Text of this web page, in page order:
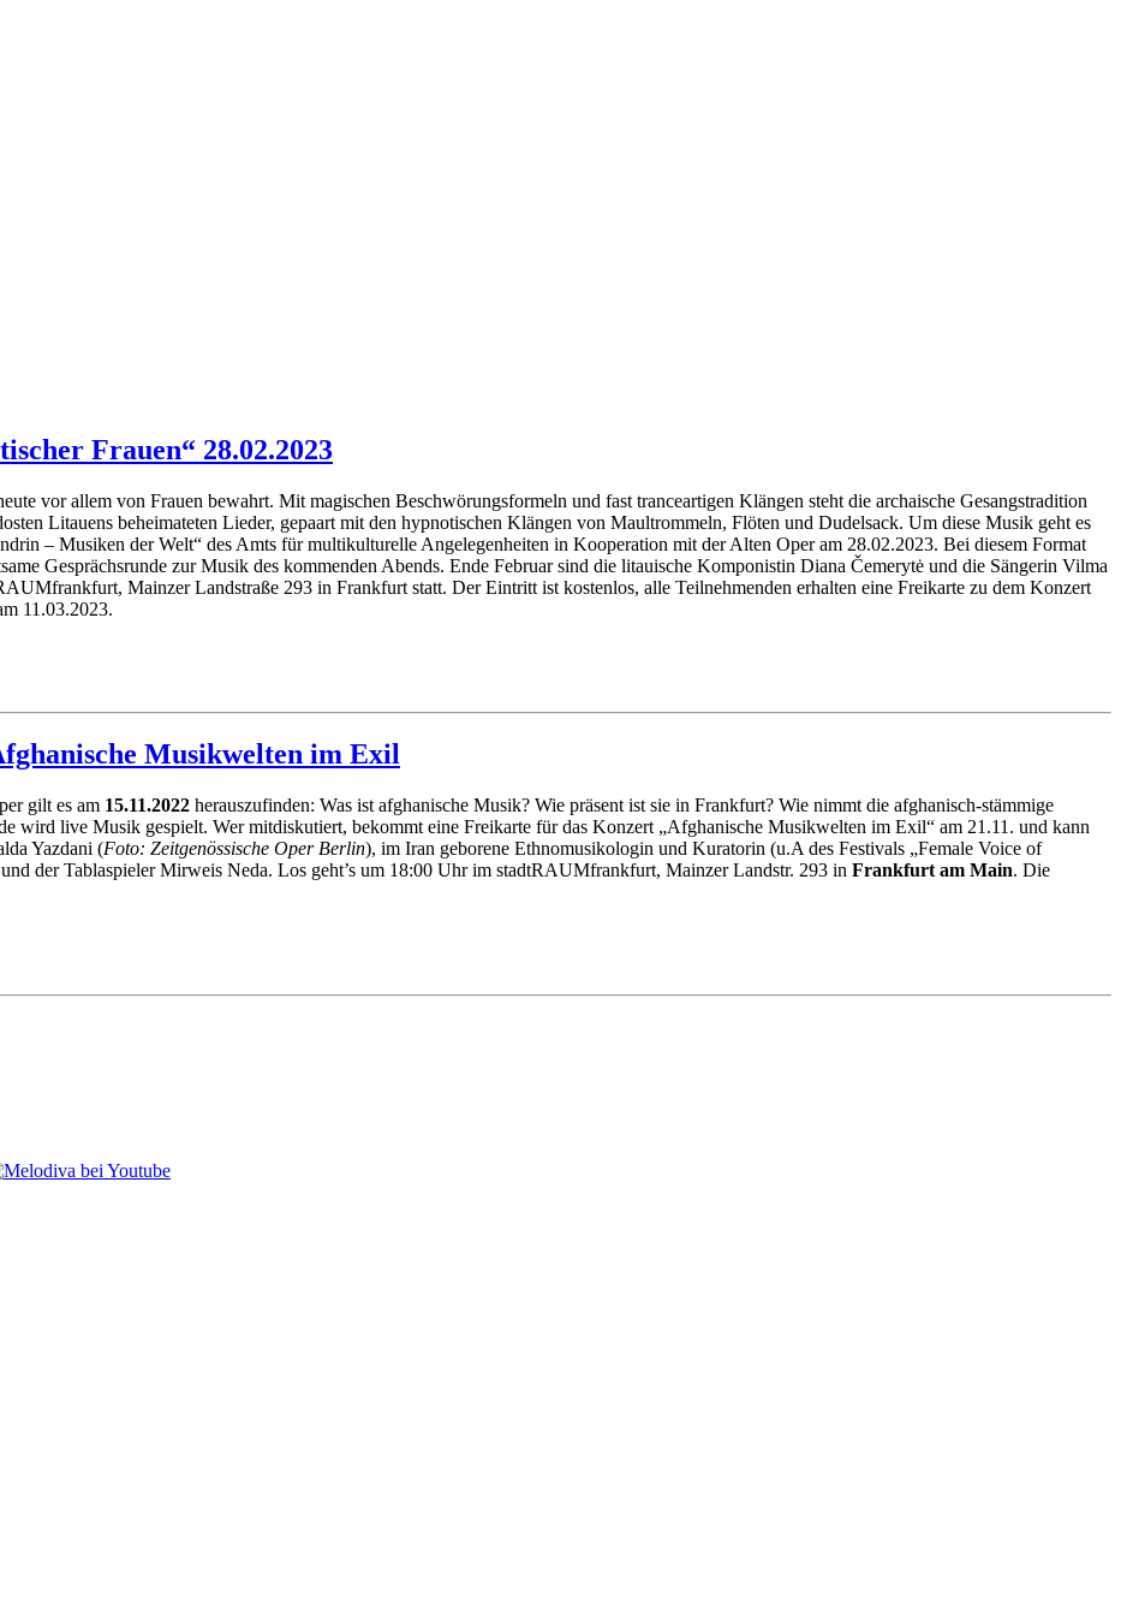
Frauen“ 28.02.2023
vor allem von Frauen bewahrt. Mit magischen Beschwörungsformeln und fast tranceartigen Klängen steht die archaische Gesangstradition
Litauens beheimateten Lieder, gepaart mit den hypnotischen Klängen von Maultrommeln, Flöten und Dudelsack. Um diese Musik geht es
– Musiken der Welt“ des Amts für multikulturelle Angelegenheiten in Kooperation mit der Alten Oper am 28.02.2023. Bei diesem Format
Gesprächsrunde zur Musik des kommenden Abends. Ende Februar sind die litauische Komponistin Diana Čemerytė und die Sängerin Vilma
Mainzer Landstraße 293 in Frankfurt statt. Der Eintritt ist kostenlos, alle Teilnehmenden erhalten eine Freikarte zu dem Konzert
11.03.2023.
Musikwelten im Exil
gilt es am 15.11.2022 herauszufinden: Was ist afghanische Musik? Wie präsent ist sie in Frankfurt? Wie nimmt die afghanisch-stämmige
wird live Musik gespielt. Wer mitdiskutiert, bekommt eine Freikarte für das Konzert „Afghanische Musikwelten im Exil“ am 21.11. und kann
Yazdani (Foto: Zeitgenössische Oper Berlin), im Iran geborene Ethnomusikologin und Kuratorin (u.A des Festivals „Female Voice of
der Tablaspieler Mirweis Neda. Los geht’s um 18:00 Uhr im stadtRAUMfrankfurt, Mainzer Landstr. 293 in Frankfurt am Main. Die